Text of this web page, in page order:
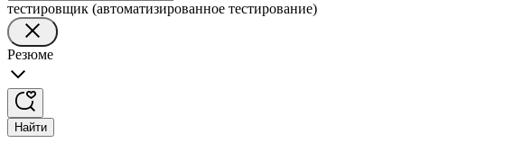
тестировщик (автоматизированное тестирование)
Резюме
Найти